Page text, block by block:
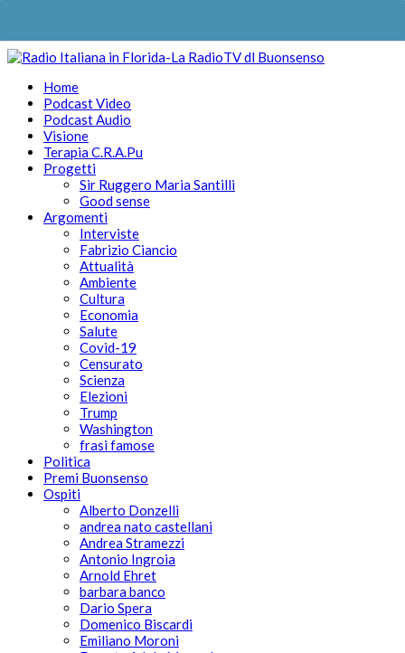
Home
Podcast Video
Podcast Audio
Visione
Terapia C.R.A.Pu
Progetti
Sir Ruggero Maria Santilli
Good sense
Argomenti
Interviste
Fabrizio Ciancio
Attualità
Ambiente
Cultura
Economia
Salute
Covid-19
Censurato
Scienza
Elezioni
Trump
Washington
frasi famose
Politica
Premi Buonsenso
Ospiti
Alberto Donzelli
andrea nato castellani
Andrea Stramezzi
Antonio Ingroia
Arnold Ehret
barbara banco
Dario Spera
Domenico Biscardi
Emiliano Moroni